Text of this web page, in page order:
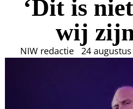
‘Dit is
wij
NIW redactie 24